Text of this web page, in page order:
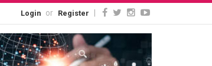
Login or Register